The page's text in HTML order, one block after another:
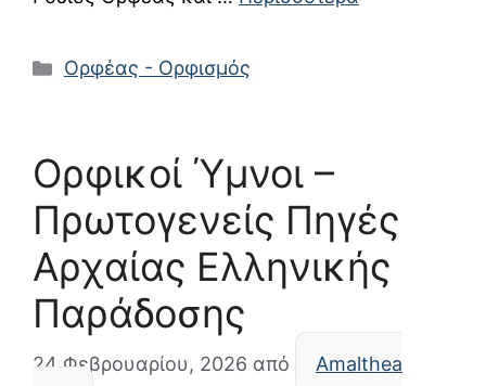
Κατηγορίες
Ορφέας - Ορφισμός
Ορφικοί Ύμνοι –
Πρωτογενείς Πηγές
Αρχαίας Ελληνικής
Παράδοσης
24 Φεβρουαρίου, 2026 από
Amalthea